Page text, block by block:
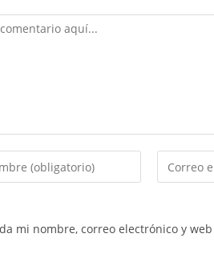
Introduce
tu
correo
mi nombre, correo electrónico y